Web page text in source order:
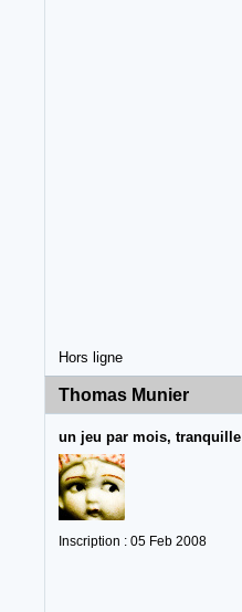
Hors ligne
Thomas Munier
un jeu par mois, tranquille
Inscription : 05 Feb 2008